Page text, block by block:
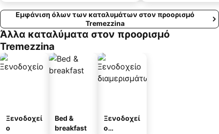
Εμφάνιση όλων των καταλυμάτων στον προορισμό
Tremezzina
Άλλα καταλύματα στον προορισμό
Tremezzina
Ξενοδοχεί
ο
Bed &
breakfast
Ξενοδοχεί
ο